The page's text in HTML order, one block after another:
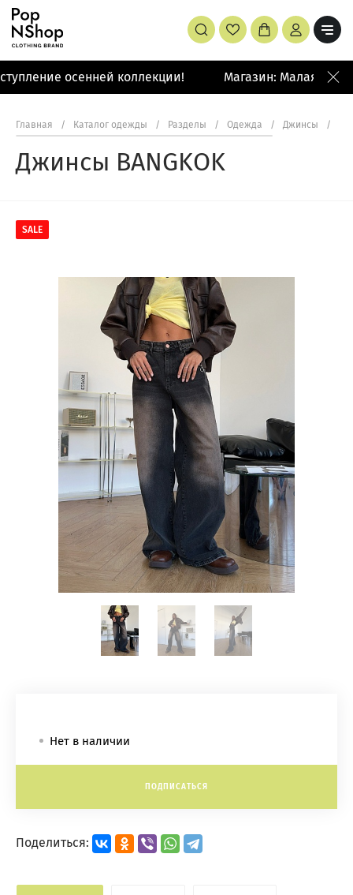
осенней коллекции! Магазин: Малая
Главная / Каталог одежды / Разделы / Одежда / Джинсы /
Джинсы BANGKOK
SALE
Нет в наличии
ПОДПИСАТЬСЯ
Поделиться: